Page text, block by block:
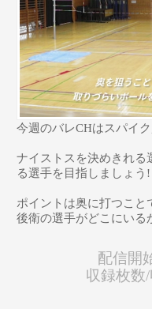
今週のバレCHはスパイ
ナイストスを決めきれる
る選手を目指しましょう!
ポイントは奥に打つこと
後衛の選手がどこにいる
配信開
収録枚数